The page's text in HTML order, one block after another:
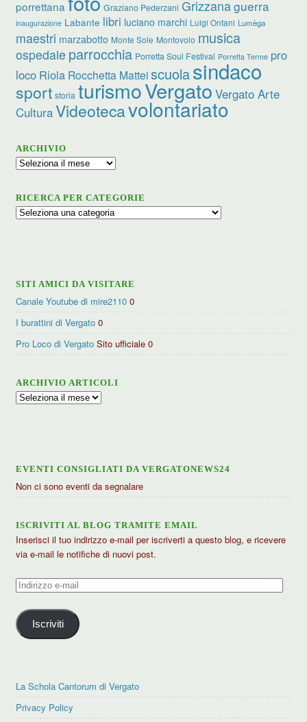
porrettana
Graziano Pederzani Grizzanaguerra
inaugurazione Labante libri luciano marchi Luigi Ontani Lumèga
maestri marzabotto Monte Sole Montovolo musica
ospedale parrocchia Porretta Soul Festival Porretta Terme pro
loco Riola Rocchetta Matteiscuolasindaco
sport storia turismoVergato Vergato Arte
CulturaVideotecavolontariato
ARCHIVIO
Archivio
RICERCA PER CATEGORIE
Ricerca
SITI AMICI DA VISITARE
Canale Youtube di mire2110 0
I burattini di Vergato 0
Pro Loco di Vergato Sito ufficiale 0
ARCHIVIO ARTICOLI
Archivio
EVENTI CONSIGLIATI DA VERGATONEWS24
Non ci sono eventi da segnalare
ISCRIVITI AL BLOG TRAMITE EMAIL
Inserisci il tuo indirizzo e-mail per iscriverti a questo blog, e ricevere
via e-mail le notifiche di nuovi post.
Indirizzo
mail
Iscriviti
La Schola Cantorum di Vergato
Privacy Policy